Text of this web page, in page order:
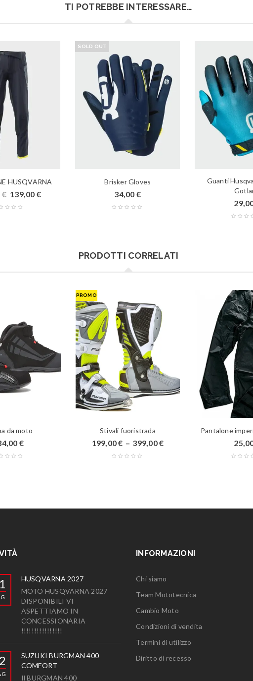
TI POTREBBE INTERESSARE…
HUSQVARNA
€ 139,00 €
SOLD OUT
Brisker Gloves
34,00 €
Guanti
PRODOTTI CORRELATI
da moto
€
PROMO
Stivali fuoristrada
199,00€ – 399,00€
Pantalone
HUSQVARNA 2027
MOTO HUSQVARNA 2027
DISPONIBILI VI
ASPETTIAMO IN
CONCESSIONARIA
!!!!!!!!!!!!!!!!
SUZUKI BURGMAN 400
COMFORT
Il BURGMAN 400
INFORMAZIONI
Chi siamo
Team Mototecnica
Cambio Moto
Condizioni di vendita
Termini di utilizzo
Diritto di recesso